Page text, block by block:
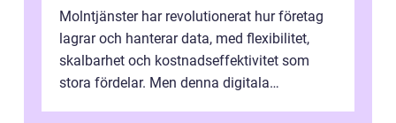
Molntjänster har revolutionerat hur företag
lagrar och hanterar data, med flexibilitet,
skalbarhet och kostnadseffektivitet som
stora fördelar. Men denna digitala